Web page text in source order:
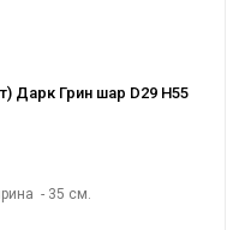
Дарк Грин шар D29 H55
- 35 см.